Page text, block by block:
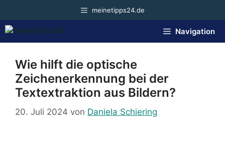
springen
meinetipps24.de
Navigation
Wie hilft die optische
Zeichenerkennung bei der
Textextraktion aus Bildern?
20. Juli 2024 von Daniela Schiering